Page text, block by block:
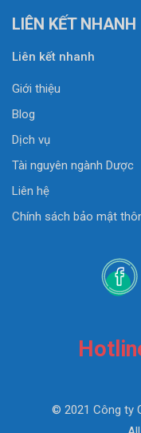
LIÊN KẾT NHANH
Liên kết nhanh
Giới thiệu
Blog
Dịch vụ
Tài nguyên ngành Dược
Liên hệ
Chính sách bảo mật
© 2021 Công ty